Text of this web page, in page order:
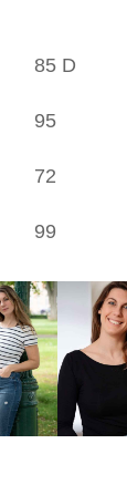
85 D
95
72
99